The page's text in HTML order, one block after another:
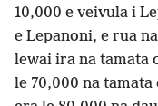
10,000 e veivula i
e Lepanoni, e rua
lewai ira na tamata
le 70,000 na